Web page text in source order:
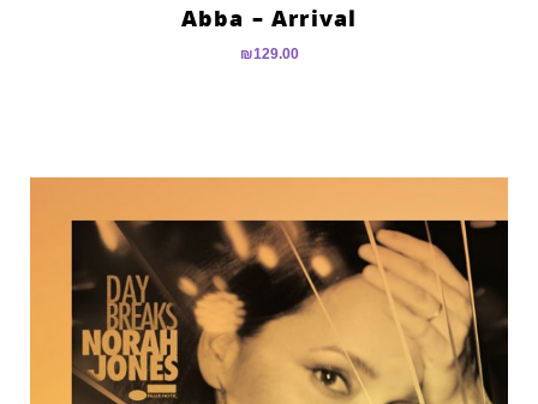
Abba – Arrival
₪129.00